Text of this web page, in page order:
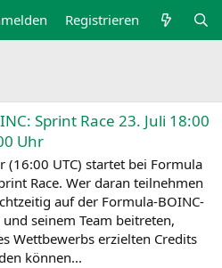
Registrieren
Sprint Race 23. Juli 18:00
Uhr
(16:00 UTC) startet bei Formula
Race. Wer daran teilnehmen
auf der Formula-BOINC-
seinem Team beitreten,
Wettbewerbs erzielten Credits
können...